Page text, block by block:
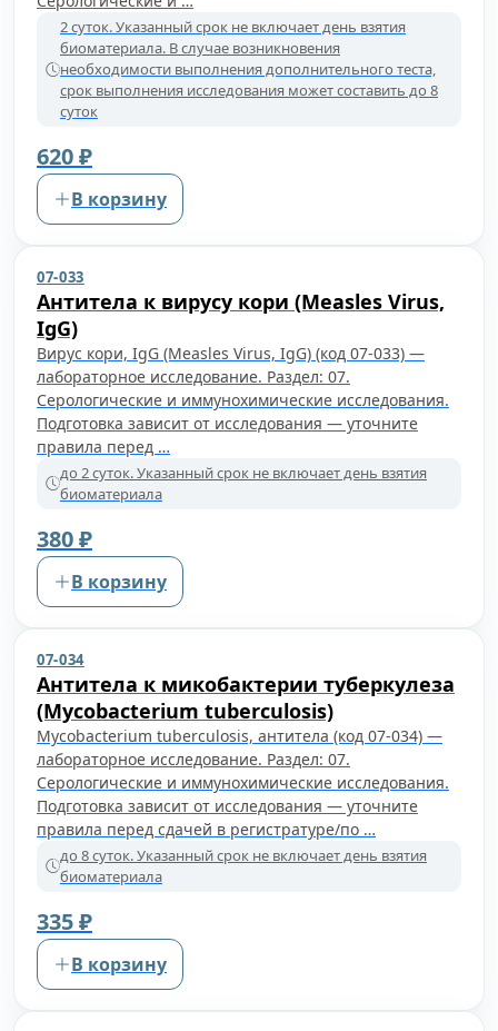
2 суток. Указанный срок не включает день взятия
биоматериала. В случае возникновения
необходимости выполнения дополнительного теста,
срок выполнения исследования может составить до 8
суток
620 ₽
В корзину
07-033
Антитела к вирусу кори (Measles Virus,
IgG)
Вирус кори, IgG (Measles Virus, IgG) (код 07-033) —
лабораторное исследование. Раздел: 07.
Серологические и иммунохимические исследования.
Подготовка зависит от исследования — уточните
правила перед …
до 2 суток. Указанный срок не включает день взятия
биоматериала
380 ₽
В корзину
07-034
Антитела к микобактерии туберкулеза
(Mycobacterium tuberculosis)
Mycobacterium tuberculosis, антитела (код 07-034) —
лабораторное исследование. Раздел: 07.
Серологические и иммунохимические исследования.
Подготовка зависит от исследования — уточните
правила перед сдачей в регистратуре/по …
до 8 суток. Указанный срок не включает день взятия
биоматериала
335 ₽
В корзину